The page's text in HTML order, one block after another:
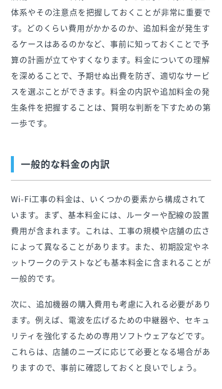
体系やその注意点を把握しておくことが非常に重要で
す。どのくらい費用がかかるのか、追加料金が発生す
るケースはあるのかなど、事前に知っておくことで予
算の計画が立てやすくなります。料金についての理解
を深めることで、予期せぬ出費を防ぎ、適切なサービ
スを選ぶことができます。料金の内訳や追加料金の発
生条件を把握することは、賢明な判断を下すための第
一歩です。
一般的な料金の内訳
Wi-Fi工事の料金は、いくつかの要素から構成されて
います。まず、基本料金には、ルーターや配線の設置
費用が含まれます。これは、工事の規模や店舗の広さ
によって異なることがあります。また、初期設定やネ
ットワークのテストなども基本料金に含まれることが
一般的です。
次に、追加機器の購入費用も考慮に入れる必要があり
ます。例えば、電波を広げるための中継器や、セキュ
リティを強化するための専用ソフトウェアなどです。
これらは、店舗のニーズに応じて必要となる場合があ
りますので、事前に確認しておくと良いでしょう。